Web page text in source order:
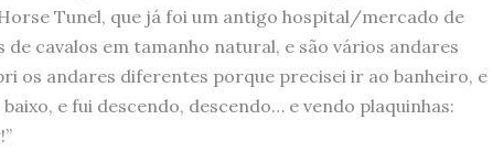
Tunel, que já foi um antigo hospital/mercado de
de cavalos em tamanho natural, e são vários andares
os andares diferentes porque precisei ir ao banheiro, e
e fui descendo, descendo… e vendo plaquinhas: